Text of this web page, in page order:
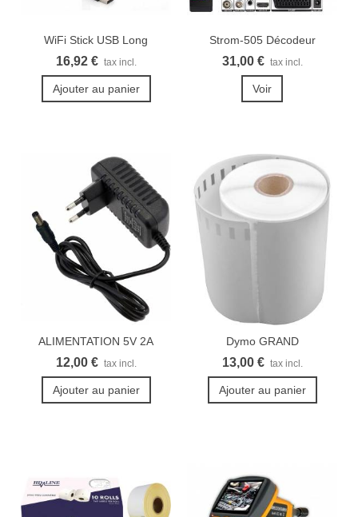
WiFi Stick USB Long
16,92 € tax incl.
Ajouter au panier
Strom-505 Décodeur
terrestre TNT...
31,00 € tax incl.
Voir
ALIMENTATION 5V 2A
3.5X1.35MM
12,00 € tax incl.
Ajouter au panier
Dymo GRAND
LabelWriter...
13,00 € tax incl.
Ajouter au panier